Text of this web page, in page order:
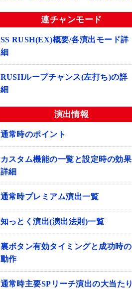
連チャンモード
SS RUSH(EX)概要/各演出モード詳
細
RUSHループチャンス(左打ち)の詳
細
演出情報
通常時のポイント
カスタム機能の一覧と設定時の効果
詳細
通常時プレミアム演出一覧
知っとく演出(演出法則)一覧
裏ボタン有効タイミングと成功時の
動作
通常時主要SPリーチ演出の大当たり